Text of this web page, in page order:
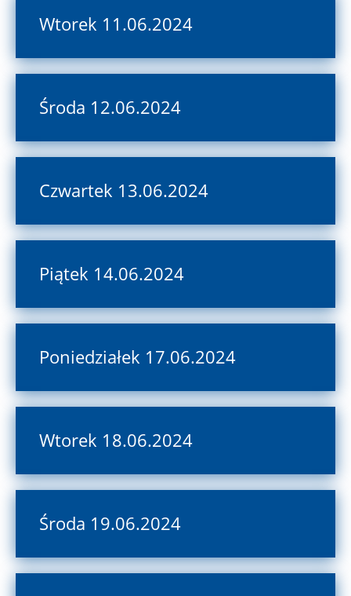
Wtorek 11.06.2024
Środa 12.06.2024
Czwartek 13.06.2024
Piątek 14.06.2024
Poniedziałek 17.06.2024
Wtorek 18.06.2024
Środa 19.06.2024